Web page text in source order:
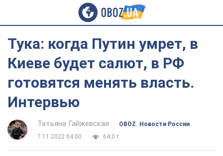
Тука: когда Путин умрет, в
Киеве будет салют, в РФ
готовятся менять власть.
Интервью
Татьяна Гайжевская
OBOZ. Новости России
7.11.2022 04:00
64,0 т.